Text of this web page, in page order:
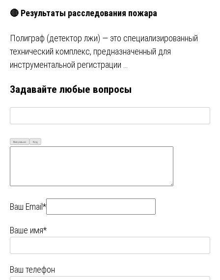
🔴 Результаты расследования пожара
Полиграф (детектор лжи) — это специализированный
технический комплекс, предназначенный для
инструментальной регистрации …
Задавайте любые вопросы
Визуально Код
Ваш Email*
Ваше имя*
Ваш телефон